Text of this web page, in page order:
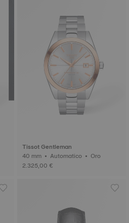
Tissot Gentleman
40 mm • Automatico • Oro
2.325,00 €